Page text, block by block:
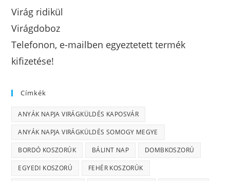
Virág ridikül
Virágdoboz
Telefonon, e-mailben egyeztetett termék
kifizetése!
Címkék
ANYÁK NAPJA VIRÁGKÜLDÉS KAPOSVÁR
ANYÁK NAPJA VIRÁGKÜLDÉS SOMOGY MEGYE
BORDÓ KOSZORÚK BÁLINT NAP DOMBKOSZORÚ
EGYEDI KOSZORÚ FEHÉR KOSZORÚK